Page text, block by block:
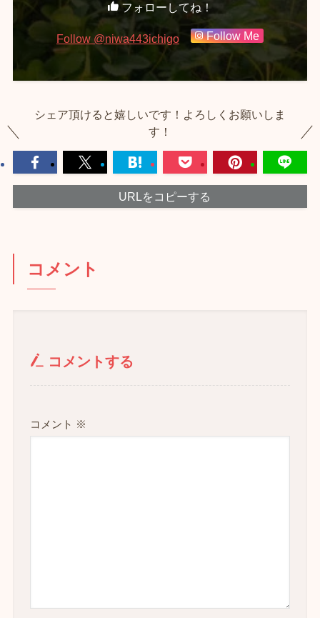
フォローしてね！
Follow @niwa443ichigo Follow Me
シェア頂けると嬉しいです！よろしくお願いしま
す！
URLをコピーする
コメント
コメントする
コメント ※